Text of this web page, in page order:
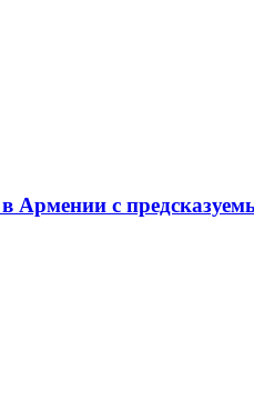
Армении с